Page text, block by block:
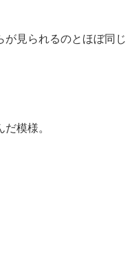
が見られるのとほぼ同じ
模様。